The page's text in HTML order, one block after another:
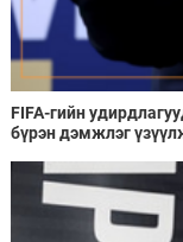
FIFA-гийн
бүрэн дэмжлэг